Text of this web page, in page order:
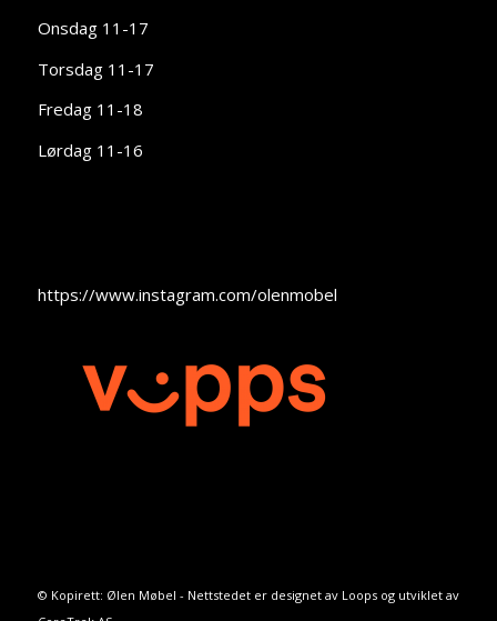
Onsdag 11-17
Torsdag 11-17
Fredag 11-18
Lørdag 11-16
https://www.instagram.com/olenmobel
© Kopirett: Ølen Møbel - Nettstedet er designet av Loopsog utviklet av